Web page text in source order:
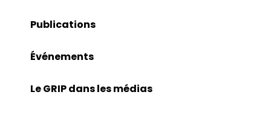
Publications
Événements
Le GRIP dans les médias